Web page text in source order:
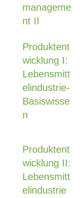
manageme
nt II
Produktent
wicklung I:
Lebensmitt
elindustrie-
Basiswisse
n
Produktent
wicklung II:
Lebensmitt
elindustrie